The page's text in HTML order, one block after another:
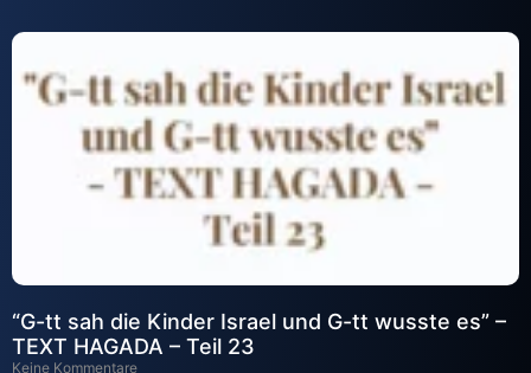
“G-tt sah die Kinder Israel und G-tt wusste es” –
TEXT HAGADA – Teil 23
Keine Kommentare